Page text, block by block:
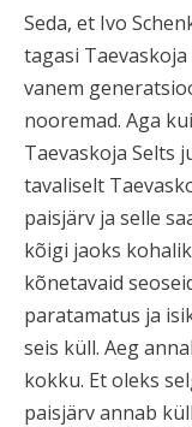
Seda, et Ivo
tagasi
vanem
nooremad. Aga
Taevaskoja Selts
tavaliselt
paisjärv ja selle
kõigi jaoks
kõnetavaid
paratamatus ja
seis küll. Aeg
kokku. Et oleks
paisjärv annab